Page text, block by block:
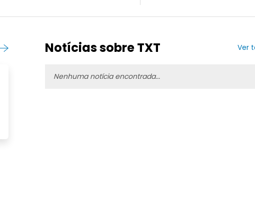
ar-navio militar ao vivo,
veículos blindados e
combustível pressurizados
Notícias sobre TXT Ver
Nenhuma notícia encontrada...